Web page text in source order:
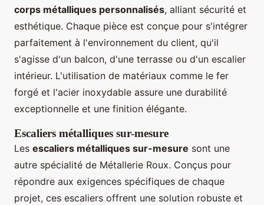
corps métalliques personnalisés, alliant sécurité et
esthétique. Chaque pièce est conçue pour s'intégrer
parfaitement à l'environnement du client, qu'il
s'agisse d'un balcon, d'une terrasse ou d'un escalier
intérieur. L'utilisation de matériaux comme le fer
forgé et l'acier inoxydable assure une durabilité
exceptionnelle et une finition élégante.
Escaliers métalliques sur-mesure
Les escaliers métalliques sur-mesure sont une
autre spécialité de Métallerie Roux. Conçus pour
répondre aux exigences spécifiques de chaque
projet, ces escaliers offrent une solution robuste et